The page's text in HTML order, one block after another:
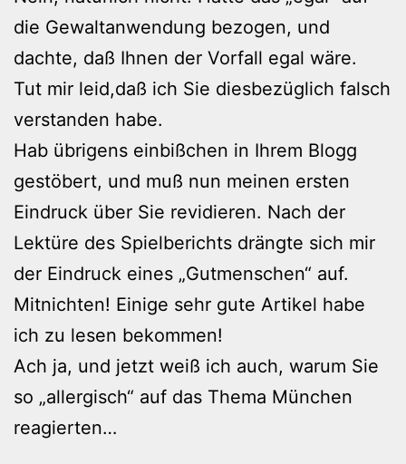
die Gewaltanwendung bezogen, und
dachte, daß Ihnen der Vorfall egal wäre.
Tut mir leid,daß ich Sie diesbezüglich falsch
verstanden habe.
Hab übrigens einbißchen in Ihrem Blogg
gestöbert, und muß nun meinen ersten
Eindruck über Sie revidieren. Nach der
Lektüre des Spielberichts drängte sich mir
der Eindruck eines „Gutmenschen“ auf.
Mitnichten! Einige sehr gute Artikel habe
ich zu lesen bekommen!
Ach ja, und jetzt weiß ich auch, warum Sie
so „allergisch“ auf das Thema München
reagierten…